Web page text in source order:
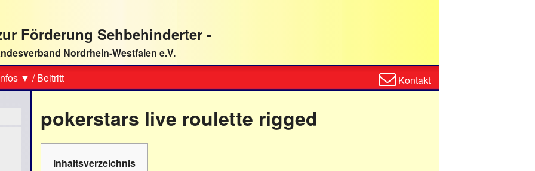
Förderung Sehbehinderter -
Nordrhein-Westfalen e.V.
▼ /Beitritt
Kontaktformular
Kontakt
pokerstars live roulette rigged
inhaltsverzeichnis